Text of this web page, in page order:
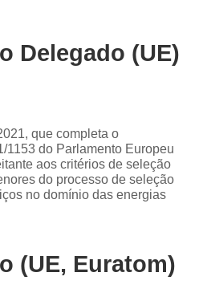
Delegado (UE)
que completa o
1153 do Parlamento Europeu
aos critérios de seleção
do processo de seleção
no domínio das energias
(UE, Euratom)